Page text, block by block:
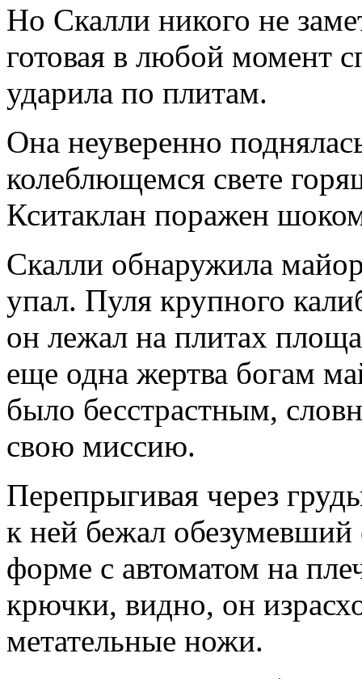
Но Скалли никого не
готовая в любой момент
ударила по плитам.
Она неуверенно
колеблющемся свете
Кситаклан поражен
Скалли обнаружила
упал. Пуля крупного
он лежал на плитах
еще одна жертва богам
было бесстрастным,
свою миссию.
Перепрыгивая через
к ней бежал обезумевший
форме с автоматом на
крючки, видно, он
метательные ножи.